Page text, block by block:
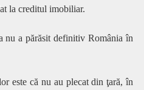
la creditul imobiliar.
nu a părăsit definitiv România în
este că nu au plecat din ţară, în